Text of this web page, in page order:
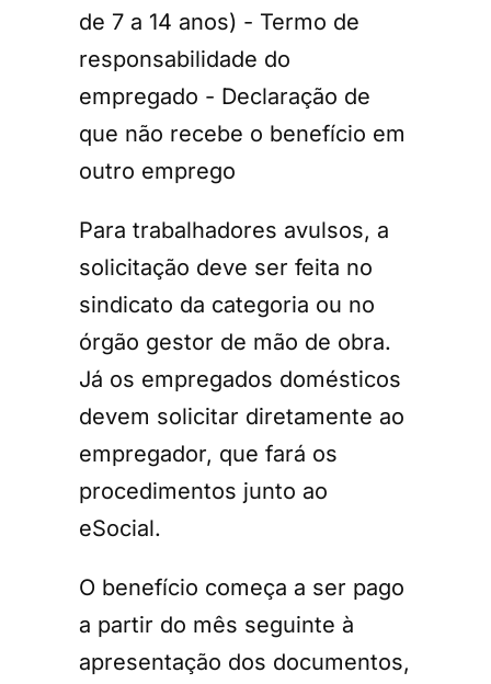
de 7 a 14 anos) - Termo de
responsabilidade do
empregado - Declaração de
que não recebe o benefício em
outro emprego
Para trabalhadores avulsos, a
solicitação deve ser feita no
sindicato da categoria ou no
órgão gestor de mão de obra.
Já os empregados domésticos
devem solicitar diretamente ao
empregador, que fará os
procedimentos junto ao
eSocial.
O benefício começa a ser pago
a partir do mês seguinte à
apresentação dos documentos,